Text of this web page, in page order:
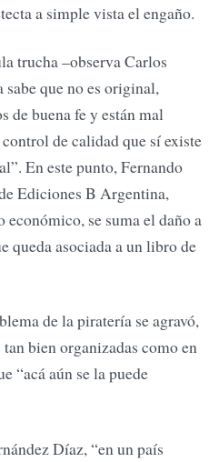
a simple vista el engaño.
trucha –observa Carlos
que no es original,
de buena fe y están mal
de calidad que sí existe
En este punto, Fernando
Ediciones B Argentina,
se suma el daño a
queda asociada a un libro de
de la piratería se agravó,
bien organizadas como en
“acá aún se la puede
Díaz, “en un país